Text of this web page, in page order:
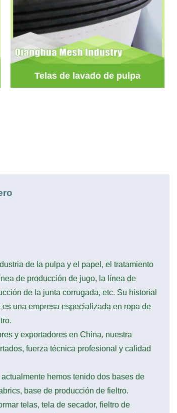
Telas de lavado de pulpa
de la pulpa y el papel, el tratamiento
de producción de jugo, la línea de
de la junta corrugada, etc. Su historial
una empresa especializada en ropa de
y exportadores en China, nuestra
fuerza técnica profesional y calidad
hemos tenido dos bases de
base de producción de fieltro.
telas, tela de secador, fieltro de